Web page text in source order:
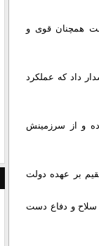
همچنان قوی و
داد که عملکرد
و از سرزمینش
بر عهده دولت
سلاح و دفاع دست